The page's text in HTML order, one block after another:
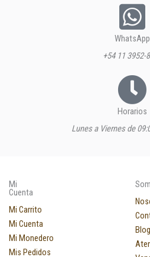
WhatsApp
+54 11 3952-
Horarios
Lunes a Viernes de
Mi
Cuenta
Mi Carrito
Mi Cuenta
Mi Monedero
Mis Pedidos
Blog